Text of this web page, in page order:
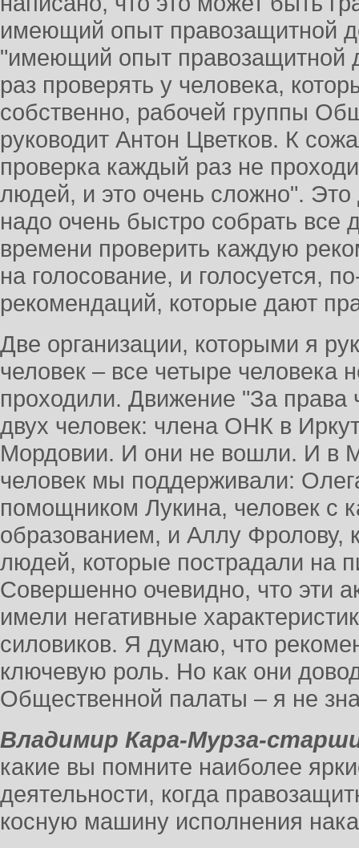
имеющий опыт правозащитной
"имеющий опыт правозащитной
раз проверять у человека,
собственно, рабочей группы
руководит Антон Цветков. К
проверка каждый раз не
людей, и это очень сложно". Это
надо очень быстро собрать все
времени проверить каждую
на голосование, и голосуется,
рекомендаций, которые дают
Две организации, которыми я
человек – все четыре человека
проходили. Движение "За права
двух человек: члена ОНК в
Мордовии. И они не вошли. И в
человек мы поддерживали:
помощником Лукина, человек с
образованием, и Аллу Фролову,
людей, которые пострадали на
Совершенно очевидно, что эти
имели негативные
силовиков. Я думаю, что
ключевую роль. Но как они
Общественной палаты – я не
Владимир Кара-Мурза-
какие вы помните наиболее
деятельности, когда
косную машину исполнения